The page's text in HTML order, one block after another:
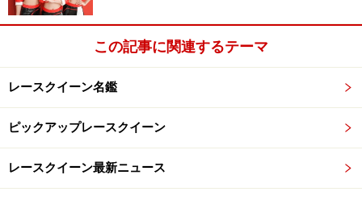
この記事に関連するテーマ
レースクイーン名鑑
ピックアップレースクイーン
レースクイーン最新ニュース